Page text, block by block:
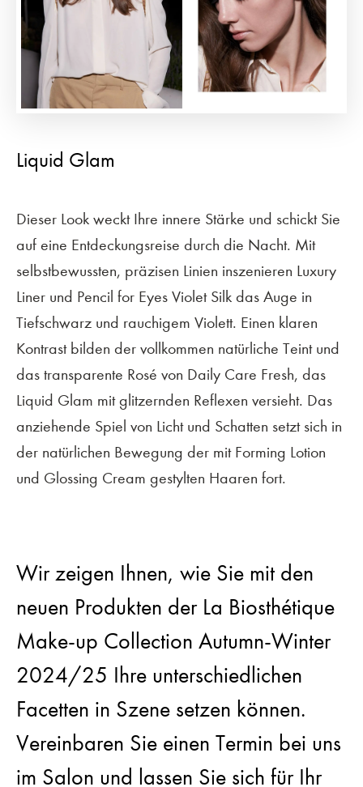
Liquid Glam
Dieser Look weckt Ihre innere Stärke und schickt Sie
auf eine Entdeckungsreise durch die Nacht. Mit
selbstbewussten, präzisen Linien inszenieren Luxury
Liner und Pencil for Eyes Violet Silk das Auge in
Tiefschwarz und rauchigem Violett. Einen klaren
Kontrast bilden der vollkommen natürliche Teint und
das transparente Rosé von Daily Care Fresh, das
Liquid Glam mit glitzernden Reflexen versieht. Das
anziehende Spiel von Licht und Schatten setzt sich in
der natürlichen Bewegung der mit Forming Lotion
und Glossing Cream gestylten Haaren fort.
Wir zeigen Ihnen, wie Sie mit den
neuen Produkten der La Biosthétique
Make-up Collection Autumn-Winter
2024/25 Ihre unterschiedlichen
Facetten in Szene setzen können.
Vereinbaren Sie einen Termin bei uns
im Salon und lassen Sie sich für Ihr